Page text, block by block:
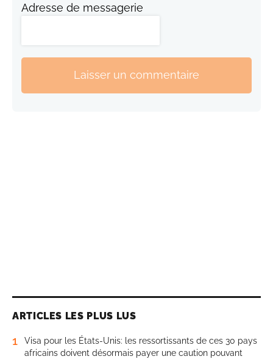
Adresse de messagerie
Laisser un commentaire
ARTICLES LES PLUS LUS
1
Visa pour les États-Unis: les ressortissants de ces 30 pays
africains doivent désormais payer une caution pouvant